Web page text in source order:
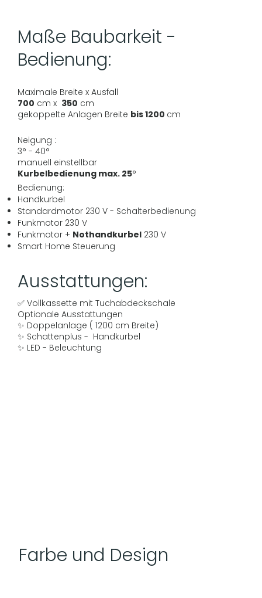
Maße Baubarkeit -
Bedienung:
Maximale Breite x Ausfall
700 cm x 350 cm
gekoppelte Anlagen Breite bis 1200 cm
Neigung :
3° - 40°
manuell einstellbar
Kurbelbedienung max. 25°
Bedienung:
Handkurbel
Standardmotor 230 V - Schalterbedienung
Funkmotor 230 V
Funkmotor + Nothandkurbel230 V
Smart Home Steuerung
Ausstattungen:
✅ Vollkassette mit Tuchabdeckschale
Optionale Ausstattungen
✨ Doppelanlage ( 1200 cm Breite)
✨ Schattenplus - Handkurbel
✨ LED - Beleuchtung
Farbe und Design